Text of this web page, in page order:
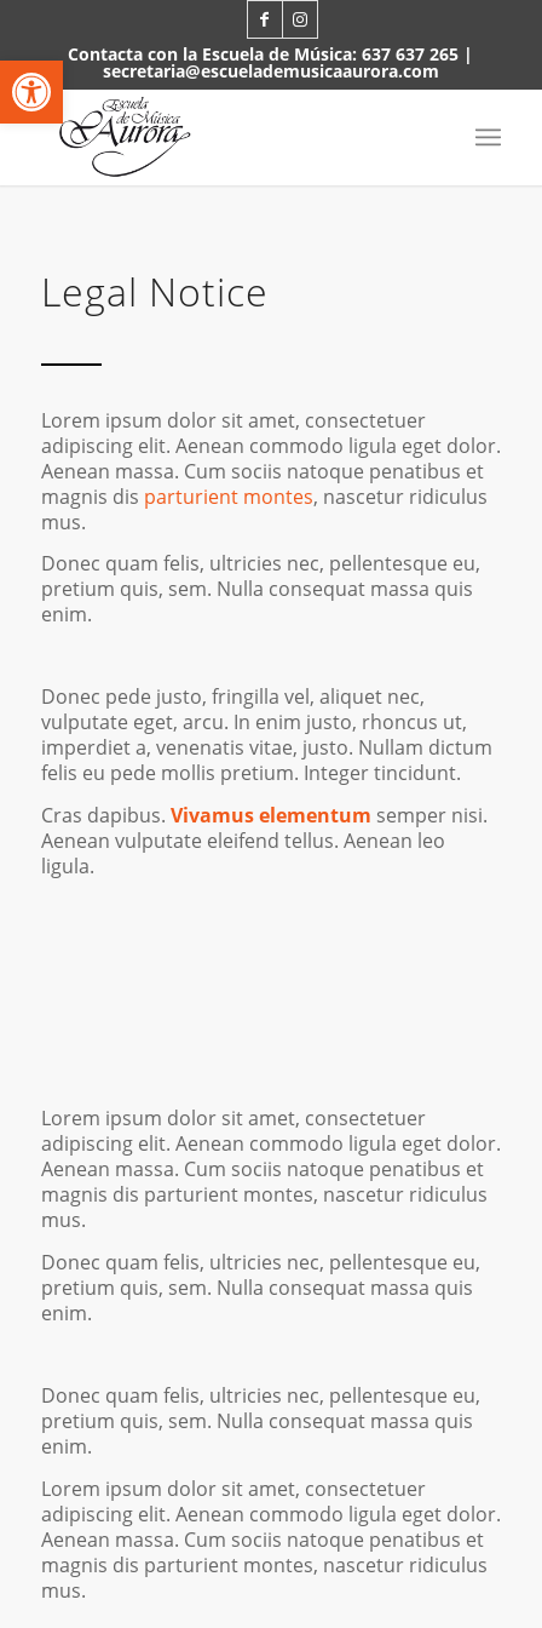
Contacta con la Escuela de Música:637 637 265 |
secretaria@escuelademusicaaurora.com
Legal Notice
Lorem ipsum dolor sit amet, consectetuer
adipiscing elit. Aenean commodo ligula eget dolor.
Aenean massa. Cum sociis natoque penatibus et
magnis dis parturient montes, nascetur ridiculus
mus.
Donec quam felis, ultricies nec, pellentesque eu,
pretium quis, sem. Nulla consequat massa quis
enim.
Donec pede justo, fringilla vel, aliquet nec,
vulputate eget, arcu. In enim justo, rhoncus ut,
imperdiet a, venenatis vitae, justo. Nullam dictum
felis eu pede mollis pretium. Integer tincidunt.
Cras dapibus. Vivamus elementum semper nisi.
Aenean vulputate eleifend tellus. Aenean leo
ligula.
Lorem ipsum dolor sit amet, consectetuer
adipiscing elit. Aenean commodo ligula eget dolor.
Aenean massa. Cum sociis natoque penatibus et
magnis dis parturient montes, nascetur ridiculus
mus.
Donec quam felis, ultricies nec, pellentesque eu,
pretium quis, sem. Nulla consequat massa quis
enim.
Donec quam felis, ultricies nec, pellentesque eu,
pretium quis, sem. Nulla consequat massa quis
enim.
Lorem ipsum dolor sit amet, consectetuer
adipiscing elit. Aenean commodo ligula eget dolor.
Aenean massa. Cum sociis natoque penatibus et
magnis dis parturient montes, nascetur ridiculus
mus.
Abrir barra de herramientas